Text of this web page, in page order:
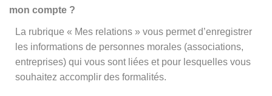
mon compte ?
La rubrique « Mes relations » vous permet d’enregistrer
les informations de personnes morales (associations,
entreprises) qui vous sont liées et pour lesquelles vous
souhaitez accomplir des formalités.